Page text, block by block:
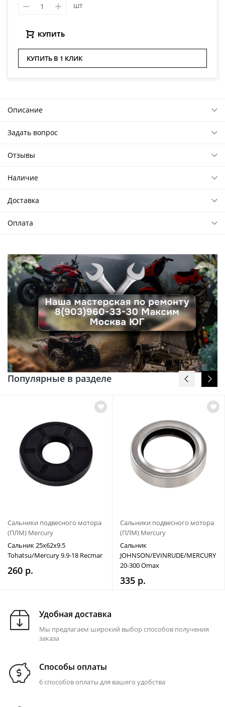
шт
КУПИТЬ
КУПИТЬ В 1 КЛИК
Описание
Задать вопрос
Отзывы
Наличие
Доставка
Оплата
Популярные в разделе
Сальники подвесного мотора
(ПЛМ) Mercury
Сальник 25x62x9.5
Tohatsu/Mercury 9.9-18 Recmar
260 р.
Сальники подвесного мотора
(ПЛМ) Mercury
Сальник
JOHNSON/EVINRUDE/MERCURY
20-300 Omax
335 р.
Удобная доставка
Мы предлагаем широкий выбор способов получения
заказа
Способы оплаты
6 способов оплаты для вашего удобства